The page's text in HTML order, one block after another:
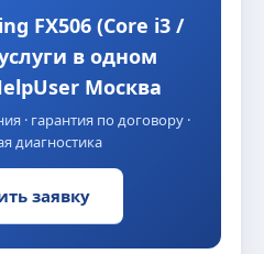
FX506 (Core i3 /
в одном
Москва
· гарантия по договору ·
диагностика
заявку